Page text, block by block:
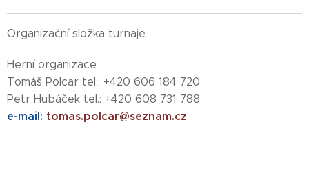
Organizační složka turnaje :
Herní organizace :
Tomáš Polcar tel.: +420 606 184 720
Petr Hubáček tel.: +420 608 731 788
e-mail: tomas.polcar@seznam.cz